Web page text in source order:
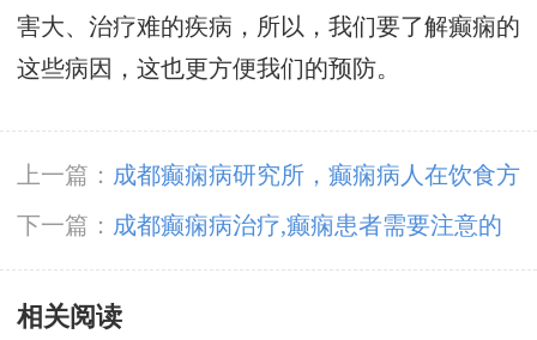
害大、治疗难的疾病，所以，我们要了解癫痫的
这些病因，这也更方便我们的预防。
上一篇： 成都癫痫病研究所，癫痫病人在饮食方
面应该吃什么?
下一篇： 成都癫痫病治疗,癫痫患者需要注意的
事项有哪些呢?
相关阅读